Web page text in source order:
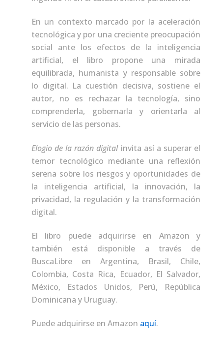
En un contexto marcado por la aceleración
tecnológica y por una creciente preocupación
social ante los efectos de la inteligencia
artificial, el libro propone una mirada
equilibrada, humanista y responsable sobre
lo digital. La cuestión decisiva, sostiene el
autor, no es rechazar la tecnología, sino
comprenderla, gobernarla y orientarla al
servicio de las personas.
Elogio de la razón digitalinvita así a superar el
temor tecnológico mediante una reflexión
serena sobre los riesgos y oportunidades de
la inteligencia artificial, la innovación, la
privacidad, la regulación y la transformación
digital.
El libro puede adquirirse en Amazon y
también está disponible a través de
BuscaLibre en Argentina, Brasil, Chile,
Colombia, Costa Rica, Ecuador, El Salvador,
México, Estados Unidos, Perú, República
Dominicana y Uruguay.
Puede adquirirse en Amazon aquí.